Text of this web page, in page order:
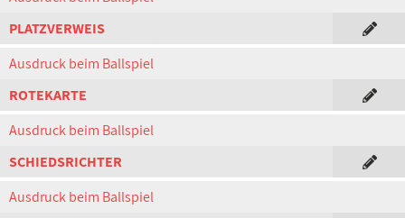
PLATZVERWEIS
Ausdruck beim Ballspiel
ROTEKARTE
Ausdruck beim Ballspiel
SCHIEDSRICHTER
Ausdruck beim Ballspiel